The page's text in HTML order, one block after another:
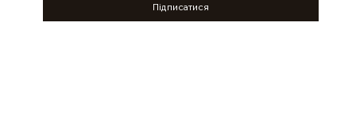
Підписатися